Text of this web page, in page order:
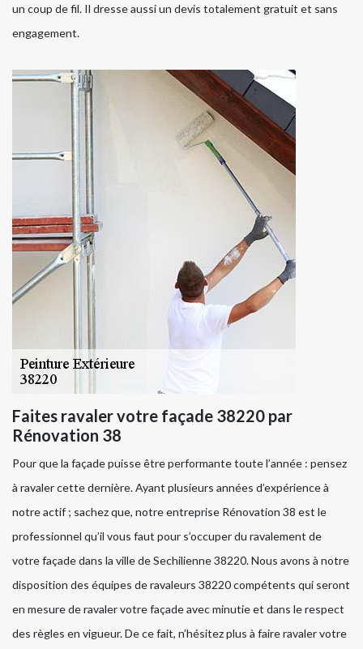
un coup de fil. Il dresse aussi un devis totalement gratuit et sans
engagement.
Faites ravaler votre façade 38220 par
Rénovation 38
Pour que la façade puisse être performante toute l’année : pensez
à ravaler cette dernière. Ayant plusieurs années d’expérience à
notre actif ; sachez que, notre entreprise Rénovation 38 est le
professionnel qu’il vous faut pour s’occuper du ravalement de
votre façade dans la ville de Sechilienne 38220. Nous avons à notre
disposition des équipes de ravaleurs 38220 compétents qui seront
en mesure de ravaler votre façade avec minutie et dans le respect
des règles en vigueur. De ce fait, n’hésitez plus à faire ravaler votre